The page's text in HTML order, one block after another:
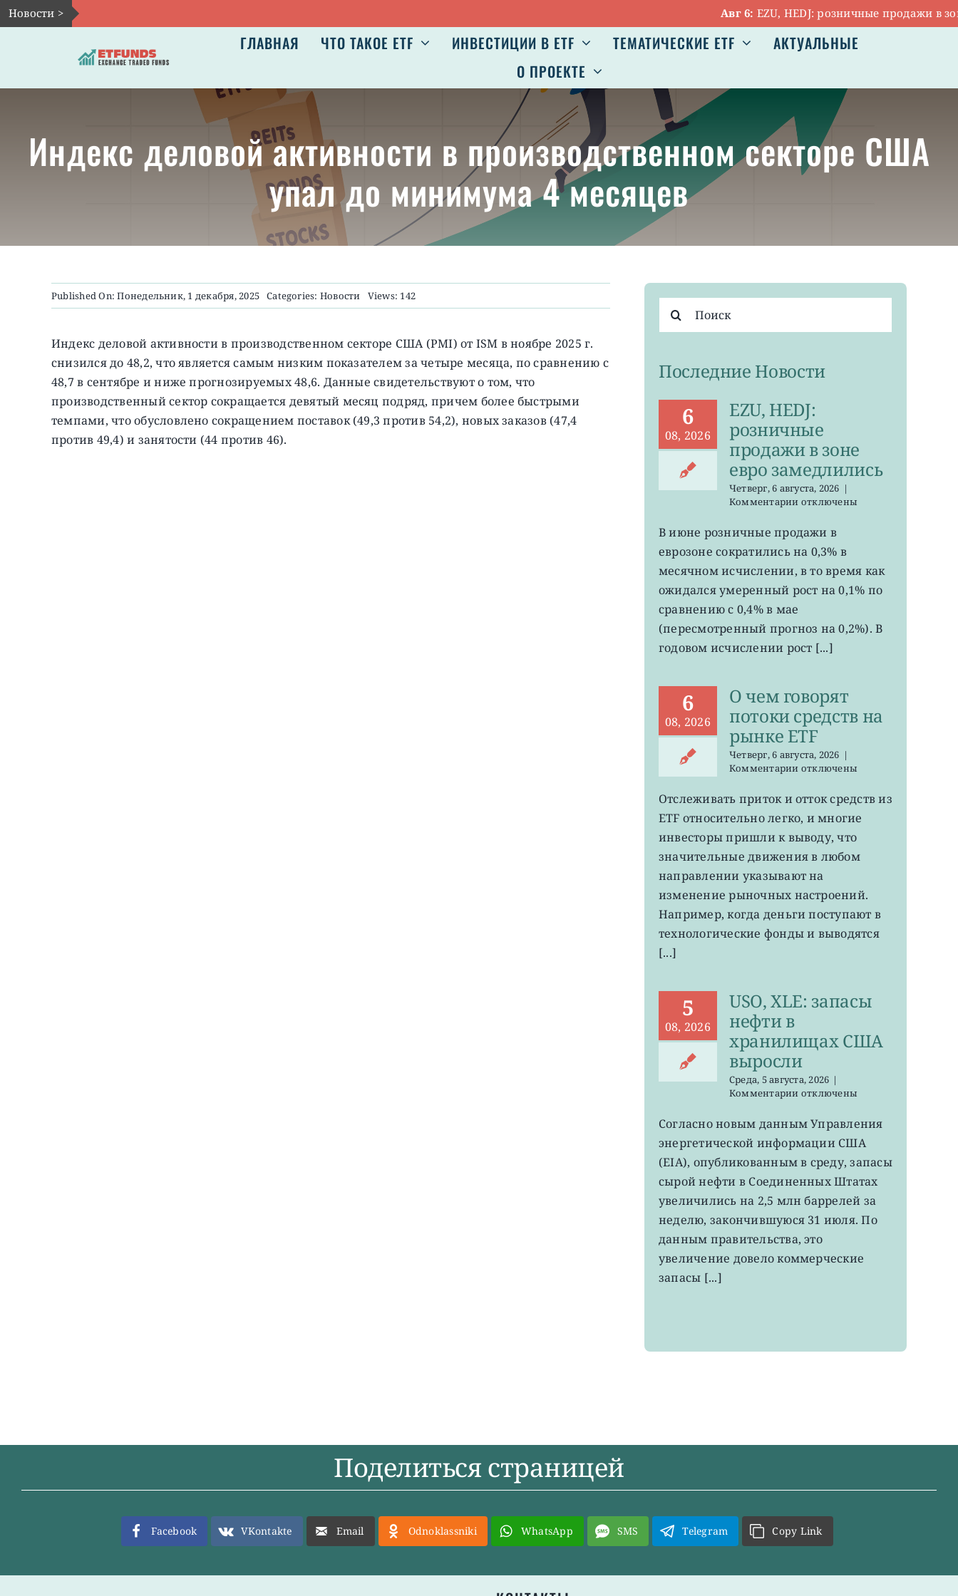
Skip
to
Новости > Авг 6:EZU, HEDJ: розничные продажи в зоне
ГЛАВНАЯ ЧТО ТАКОЕ ETF ИНВЕСТИЦИИ В ETF ТЕМАТИЧЕСКИЕ ETF
АКТУАЛЬНЫЕ
О ПРОЕКТЕ
Индекс деловой активности в производственном секторе США
упал до минимума 4 месяцев
Published On: Понедельник, 1 декабря, 2025 Categories: Новости Views: 142
Индекс деловой активности в производственном секторе США (PMI) от ISM в ноябре 2025 г.
снизился до 48,2, что является самым низким показателем за четыре месяца, по сравнению с
48,7 в сентябре и ниже прогнозируемых 48,6. Данные свидетельствуют о том, что
производственный сектор сокращается девятый месяц подряд, причем более быстрыми
темпами, что обусловлено сокращением поставок (49,3 против 54,2), новых заказов (47,4
против 49,4) и занятости (44 против 46).
поиска:
Последние Новости
6
08, 2026
EZU, HEDJ:
розничные
продажи в зоне
евро замедлились
Четверг, 6 августа, 2026 |
Комментариик
EZU,
HEDJ:
розничные
продажи
зоне
замедлились
отключены
В июне розничные продажи в
еврозоне сократились на 0,3% в
месячном исчислении, в то время как
ожидался умеренный рост на 0,1% по
сравнению с 0,4% в мае
(пересмотренный прогноз на 0,2%). В
годовом исчислении рост [...]
6
08, 2026
О чем говорят
потоки средств на
рынке ETF
Четверг, 6 августа, 2026 |
Комментариик
О
говорят
потоки
средств
на
рынке
отключены
Отслеживать приток и отток средств из
ETF относительно легко, и многие
инвесторы пришли к выводу, что
значительные движения в любом
направлении указывают на
изменение рыночных настроений.
Например, когда деньги поступают в
технологические фонды и выводятся
[...]
5
08, 2026
USO, XLE: запасы
нефти в
хранилищах США
выросли
Среда, 5 августа, 2026 |
Комментариик
USO,
запасы
нефти
хранилищах
США
выросли
отключены
Согласно новым данным Управления
энергетической информации США
(EIA), опубликованным в среду, запасы
сырой нефти в Соединенных Штатах
увеличились на 2,5 млн баррелей за
неделю, закончившуюся 31 июля. По
данным правительства, это
увеличение довело коммерческие
запасы [...]
Поделиться страницей
Facebook VKontakte Email Odnoklassniki WhatsApp SMS Telegram Copy Link